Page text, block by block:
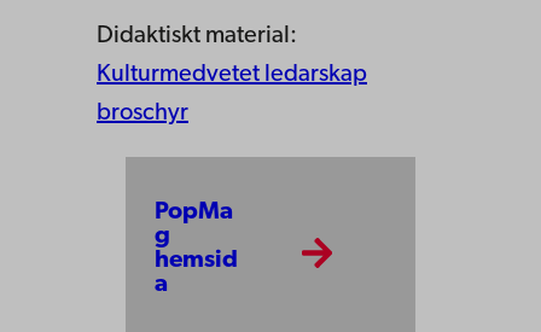
Didaktiskt material:
Kulturmedvetet ledarskap
broschyr
PopMa
g
hemsid
a